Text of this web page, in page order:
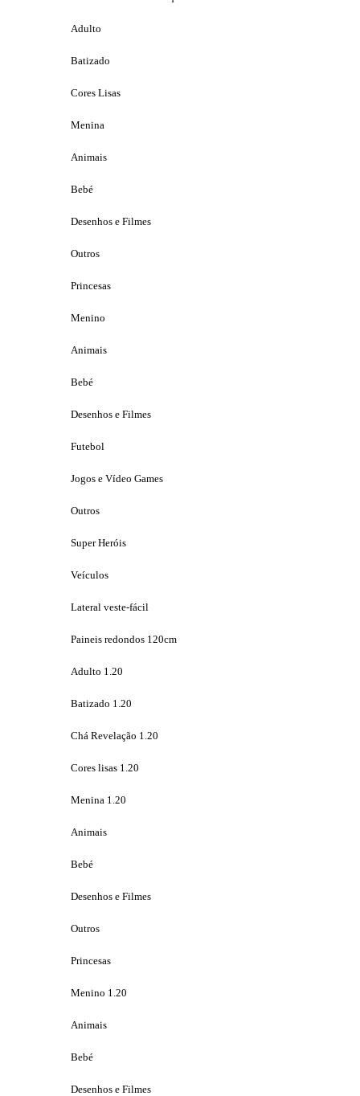
Adulto
Batizado
Cores Lisas
Menina
Animais
Bebé
Desenhos e Filmes
Outros
Princesas
Menino
Animais
Bebé
Desenhos e Filmes
Futebol
Jogos e Vídeo Games
Outros
Super Heróis
Veículos
Lateral veste-fácil
Paineis redondos 120cm
Adulto 1.20
Batizado 1.20
Chá Revelação 1.20
Cores lisas 1.20
Menina 1.20
Animais
Bebé
Desenhos e Filmes
Outros
Princesas
Menino 1.20
Animais
Bebé
Desenhos e Filmes